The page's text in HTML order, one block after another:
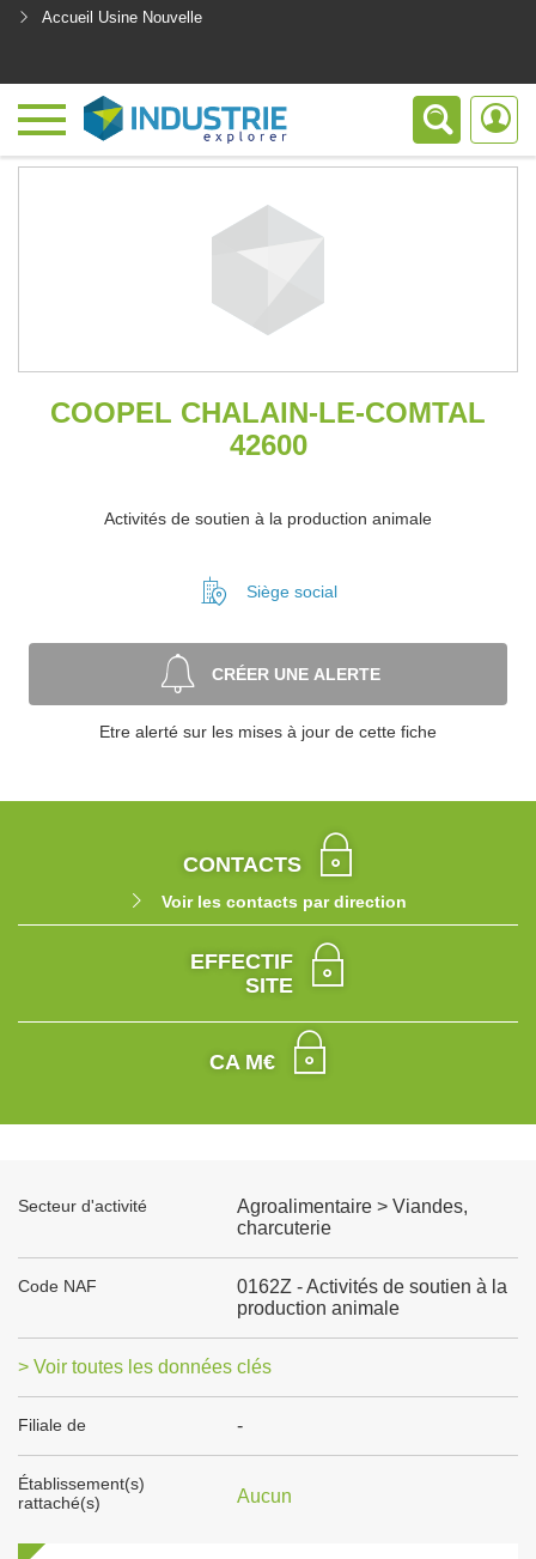
Accueil Usine Nouvelle
COOPEL CHALAIN-LE-COMTAL
42600
Activités de soutien à la production animale
Siège social
CRÉER UNE ALERTE
Etre alerté sur les mises à jour de cette fiche
CONTACTS
Voir les contacts par direction
EFFECTIF
SITE
CA M€
Secteur d'activité
Agroalimentaire > Viandes,
charcuterie
Code NAF
0162Z - Activités de soutien à la
production animale
> Voir toutes les données clés
Filiale de -
Établissement(s)
rattaché(s)
Aucun